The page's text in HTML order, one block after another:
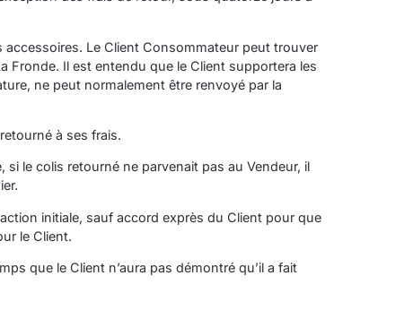
Le Client Consommateur peut trouver
Fronde. Il est entendu que le Client supportera les
ne peut normalement être renvoyé par la
à ses frais.
le colis retourné ne parvenait pas au Vendeur, il
initiale, sauf accord exprès du Client pour que
le Client.
que le Client n’aura pas démontré qu’il a fait